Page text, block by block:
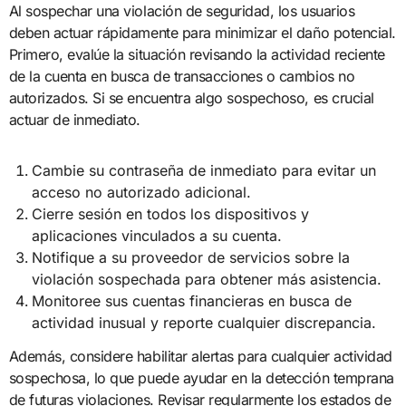
Al sospechar una violación de seguridad, los usuarios
deben actuar rápidamente para minimizar el daño potencial.
Primero, evalúe la situación revisando la actividad reciente
de la cuenta en busca de transacciones o cambios no
autorizados. Si se encuentra algo sospechoso, es crucial
actuar de inmediato.
Cambie su contraseña de inmediato para evitar un
acceso no autorizado adicional.
Cierre sesión en todos los dispositivos y
aplicaciones vinculados a su cuenta.
Notifique a su proveedor de servicios sobre la
violación sospechada para obtener más asistencia.
Monitoree sus cuentas financieras en busca de
actividad inusual y reporte cualquier discrepancia.
Además, considere habilitar alertas para cualquier actividad
sospechosa, lo que puede ayudar en la detección temprana
de futuras violaciones. Revisar regularmente los estados de